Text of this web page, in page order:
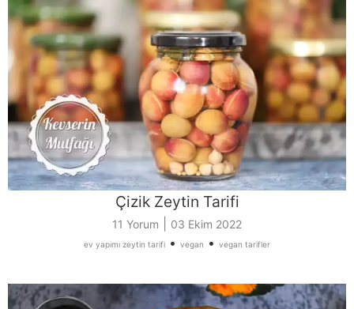
Çizik Zeytin Tarifi
11 Yorum 03 Ekim 2022
ev yapımı zeytin tarifi • vegan • vegan tarifler